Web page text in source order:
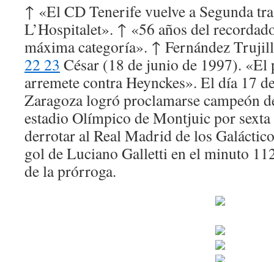
↑ «El CD Tenerife vuelve a Segunda
L’Hospitalet». ↑ «56 años del
máxima categoría». ↑ Fernández
22 23 César (18 de junio de 1997). «El
arremete contra Heynckes». El día 17
Zaragoza logró proclamarse campeón
estadio Olímpico de Montjuic por
derrotar al Real Madrid de los
gol de Luciano Galletti en el minuto
de la prórroga.